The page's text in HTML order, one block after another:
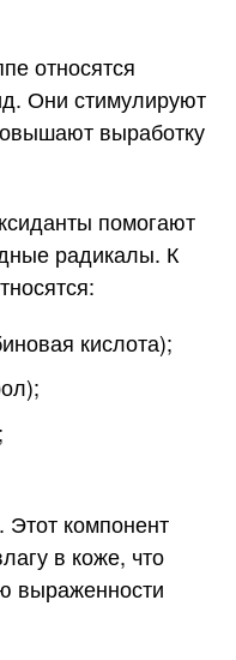
относятся
Они стимулируют
выработку
помогают
радикалы. К
кислота);
. Этот компонент
в коже, что
выраженности